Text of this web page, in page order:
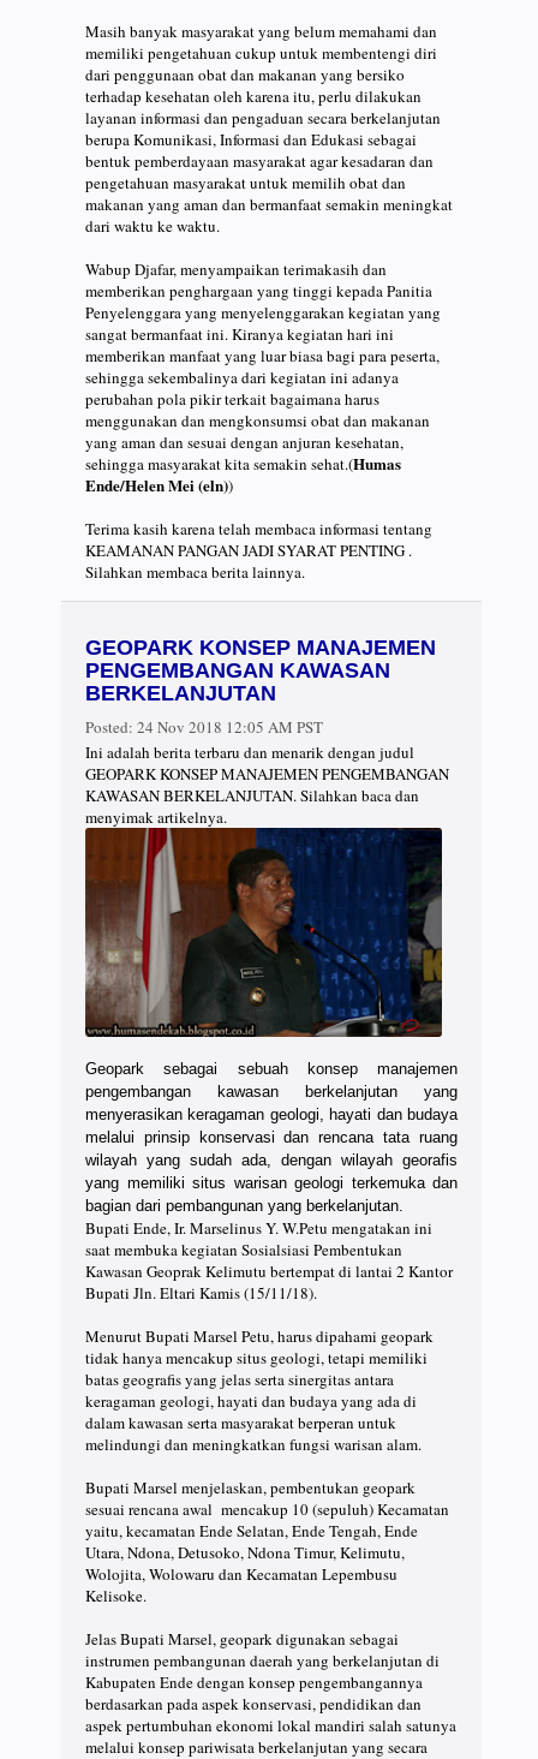
Masih banyak masyarakat yang belum memahami dan
memiliki pengetahuan cukup untuk membentengi diri
dari penggunaan obat dan makanan yang bersiko
terhadap kesehatan oleh karena itu, perlu dilakukan
layanan informasi dan pengaduan secara berkelanjutan
berupa Komunikasi, Informasi dan Edukasi sebagai
bentuk pemberdayaan masyarakat agar kesadaran dan
pengetahuan masyarakat untuk memilih obat dan
makanan yang aman dan bermanfaat semakin meningkat
dari waktu ke waktu.
Wabup Djafar, menyampaikan terimakasih dan
memberikan penghargaan yang tinggi kepada Panitia
Penyelenggara yang menyelenggarakan kegiatan yang
sangat bermanfaat ini. Kiranya kegiatan hari ini
memberikan manfaat yang luar biasa bagi para peserta,
sehingga sekembalinya dari kegiatan ini adanya
perubahan pola pikir terkait bagaimana harus
menggunakan dan mengkonsumsi obat dan makanan
yang aman dan sesuai dengan anjuran kesehatan,
sehingga masyarakat kita semakin sehat.(Humas
Ende/Helen Mei (eln))
Terima kasih karena telah membaca informasi tentang
KEAMANAN PANGAN JADI SYARAT PENTING .
Silahkan membaca berita lainnya.
GEOPARK KONSEP MANAJEMEN
PENGEMBANGAN KAWASAN
BERKELANJUTAN
Posted: 24 Nov 2018 12:05 AM PST
Ini adalah berita terbaru dan menarik dengan judul
GEOPARK KONSEP MANAJEMEN PENGEMBANGAN
KAWASAN BERKELANJUTAN. Silahkan baca dan
menyimak artikelnya.
Geopark sebagai sebuah konsep manajemen
pengembangan kawasan berkelanjutan yang
menyerasikan keragaman geologi, hayati dan budaya
melalui prinsip konservasi dan rencana tata ruang
wilayah yang sudah ada, dengan wilayah georafis
yang memiliki situs warisan geologi terkemuka dan
bagian dari pembangunan yang berkelanjutan.
Bupati Ende, Ir. Marselinus Y. W.Petu mengatakan ini
saat membuka kegiatan Sosialsiasi Pembentukan
Kawasan Geoprak Kelimutu bertempat di lantai 2 Kantor
Bupati Jln. Eltari Kamis (15/11/18).
Menurut Bupati Marsel Petu, harus dipahami geopark
tidak hanya mencakup situs geologi, tetapi memiliki
batas geografis yang jelas serta sinergitas antara
keragaman geologi, hayati dan budaya yang ada di
dalam kawasan serta masyarakat berperan untuk
melindungi dan meningkatkan fungsi warisan alam.
Bupati Marsel menjelaskan, pembentukan geopark
sesuai rencana awal mencakup 10 (sepuluh) Kecamatan
yaitu, kecamatan Ende Selatan, Ende Tengah, Ende
Utara, Ndona, Detusoko, Ndona Timur, Kelimutu,
Wolojita, Wolowaru dan Kecamatan Lepembusu
Kelisoke.
Jelas Bupati Marsel, geopark digunakan sebagai
instrumen pembangunan daerah yang berkelanjutan di
Kabupaten Ende dengan konsep pengembangannya
berdasarkan pada aspek konservasi, pendidikan dan
aspek pertumbuhan ekonomi lokal mandiri salah satunya
melalui konsep pariwisata berkelanjutan yang secara